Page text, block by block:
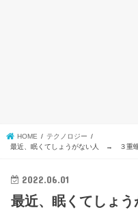
HOME
テクノロジー
最近、眠くてしょうがない人 → ３重螺
2022.06.01
最近、眠くてしょ